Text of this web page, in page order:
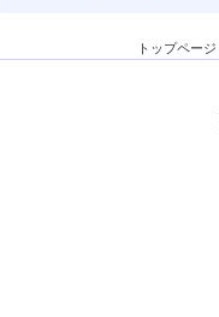
トップページ